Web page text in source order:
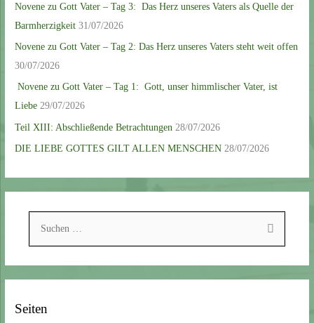
Novene zu Gott Vater – Tag 3: Das Herz unseres Vaters als Quelle der
Barmherzigkeit 31/07/2026
Novene zu Gott Vater – Tag 2: Das Herz unseres Vaters steht weit offen
30/07/2026
Novene zu Gott Vater – Tag 1: Gott, unser himmlischer Vater, ist
Liebe 29/07/2026
Teil XIII: Abschließende Betrachtungen 28/07/2026
DIE LIEBE GOTTES GILT ALLEN MENSCHEN 28/07/2026
h
n
Seiten